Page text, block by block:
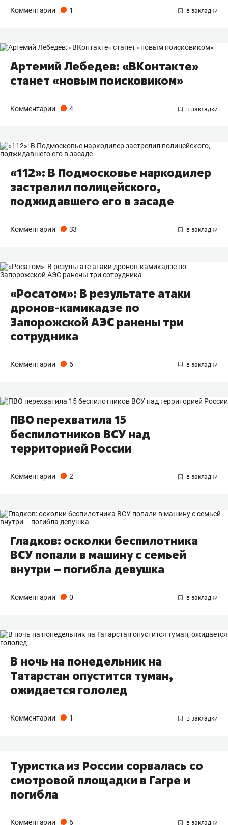
Комментарии 1
Артемий Лебедев: «ВКонтакте»
станет «новым поисковиком»
Комментарии 4
«112»: В Подмосковье наркодилер
застрелил полицейского,
поджидавшего его в засаде
Комментарии 33
«Росатом»: В результате атаки
дронов-камикадзе по
Запорожской АЭС ранены три
сотрудника
Комментарии 6
ПВО перехватила 15
беспилотников ВСУ над
территорией России
Комментарии 2
Гладков: осколки беспилотника
ВСУ попали в машину с семьей
внутри – погибла девушка
Комментарии 0
В ночь на понедельник на
Татарстан опустится туман,
ожидается гололед
Комментарии 1
Туристка из России сорвалась со
смотровой площадки в Гагре и
погибла
Комментарии 6